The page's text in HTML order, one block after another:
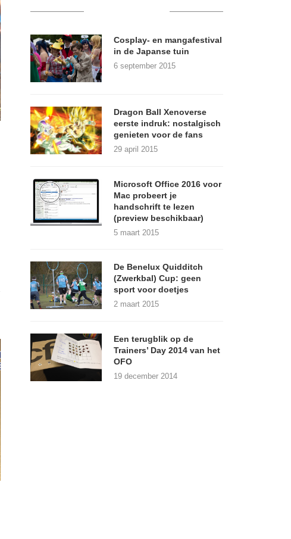
Cosplay- en mangafestival
in de Japanse tuin
6 september 2015
Dragon Ball Xenoverse
eerste indruk: nostalgisch
genieten voor de fans
29 april 2015
Microsoft Office 2016 voor
Mac probeert je
handschrift te lezen
(preview beschikbaar)
5 maart 2015
De Benelux Quidditch
(Zwerkbal) Cup: geen
sport voor doetjes
2 maart 2015
Een terugblik op de
Trainers’ Day 2014 van het
OFO
19 december 2014